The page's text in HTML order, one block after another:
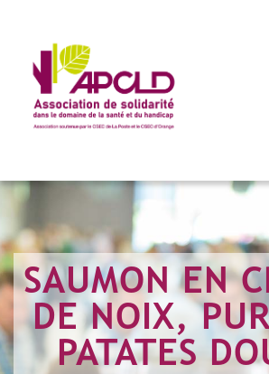
SAUMON EN
DE NOIX,
PATATES